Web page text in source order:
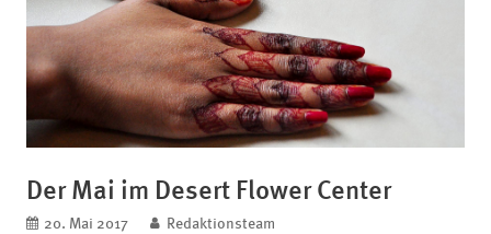
Der Mai im Desert Flower Center
veröffentlicht am
20. Mai 2017 blog.author
Redaktionsteam